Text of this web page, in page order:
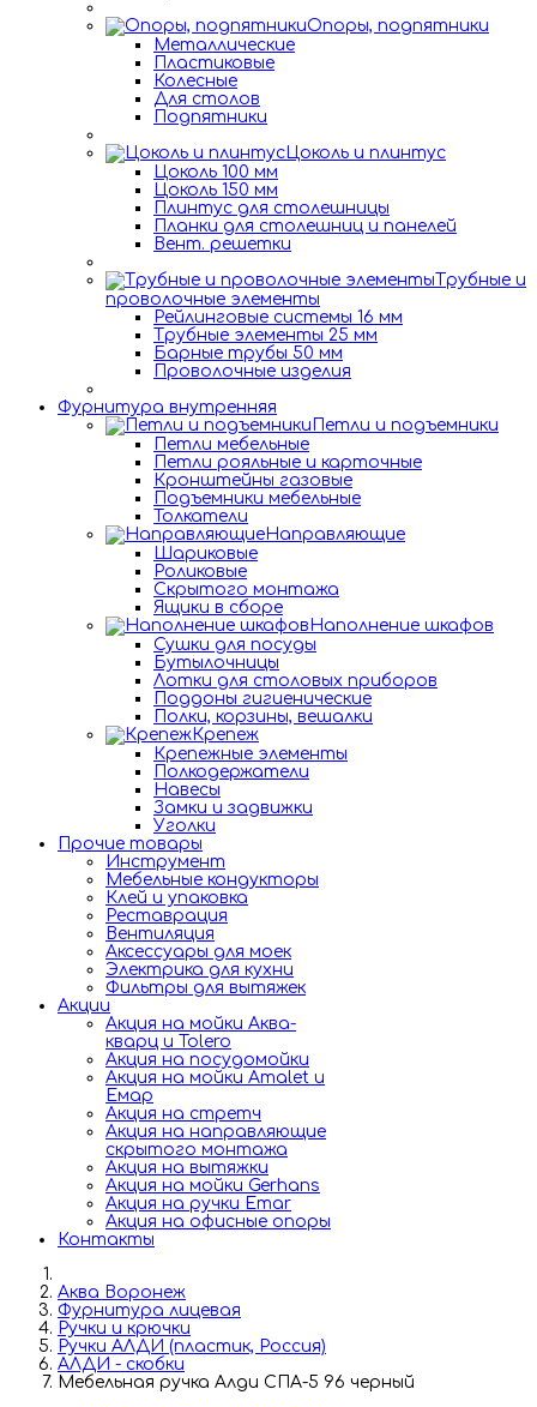
Опоры, подпятники
Металлические
Пластиковые
Колесные
Для столов
Подпятники
Цоколь и плинтус
Цоколь 100 мм
Цоколь 150 мм
Плинтус для столешницы
Планки для столешниц и панелей
Вент. решетки
Трубные и
проволочные элементы
Рейлинговые системы 16 мм
Трубные элементы 25 мм
Барные трубы 50 мм
Проволочные изделия
Фурнитура внутренняя
Петли и подъемники
Петли мебельные
Петли рояльные и карточные
Кронштейны газовые
Подъемники мебельные
Толкатели
Направляющие
Шариковые
Роликовые
Скрытого монтажа
Ящики в сборе
Наполнение шкафов
Сушки для посуды
Бутылочницы
Лотки для столовых приборов
Поддоны гигиенические
Полки, корзины, вешалки
Крепеж
Крепежные элементы
Полкодержатели
Навесы
Замки и задвижки
Уголки
Прочие товары
Инструмент
Мебельные кондукторы
Клей и упаковка
Реставрация
Вентиляция
Аксессуары для моек
Электрика для кухни
Фильтры для вытяжек
Акции
Акция на мойки Аква-
кварц и Tolero
Акция на посудомойки
Акция на мойки Amalet и
Емар
Акция на стретч
Акция на направляющие
скрытого монтажа
Акция на вытяжки
Акция на мойки Gerhans
Акция на ручки Emar
Акция на офисные опоры
Контакты
Аква Воронеж
Фурнитура лицевая
Ручки и крючки
Ручки АЛДИ (пластик, Россия)
АЛДИ - скобки
Мебельная ручка Алди СПА-5 96 черный